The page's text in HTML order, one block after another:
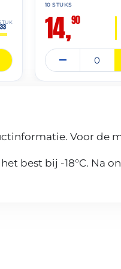
33
10 STUKS
14,90
Voor de
best bij -18°C. Na